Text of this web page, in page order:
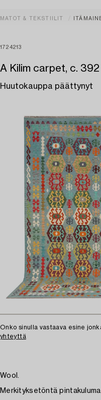
MATOT & TEKSTIILIT
1724213
A Kilim carpet, c. 392
Huutokauppa päättynyt
Onko sinulla vastaava esine
yhteyttä
Wool.
Merkityksetöntä